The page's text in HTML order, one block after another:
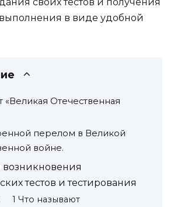
выполнения в виде удобной
«Великая Отечественная
перелом в Великой
войне.
возникновения
тестов и тестирования
1 Что называют